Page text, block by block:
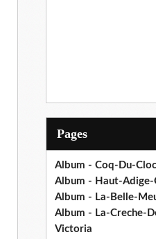
Pages
Album - Coq-Du-
Album - Haut-Adige-
Album - La-Belle-
Album - La-Creche-
Victoria